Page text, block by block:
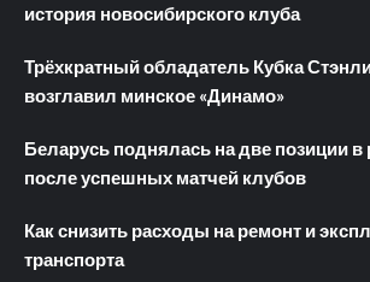
история новосибирского клуба
Трёхкратный обладатель Кубка
возглавил минское «Динамо»
Беларусь поднялась на две позиции
после успешных матчей клубов
Как снизить расходы на ремонт и
транспорта